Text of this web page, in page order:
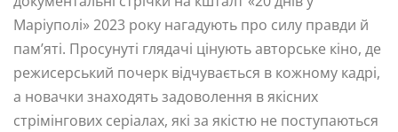
Маріуполі» 2023 року нагадують про силу правди й
пам’яті. Просунуті глядачі цінують авторське кіно, де
режисерський почерк відчувається в кожному кадрі,
а новачки знаходять задоволення в якісних
стрімінгових серіалах, які за якістю не поступаються